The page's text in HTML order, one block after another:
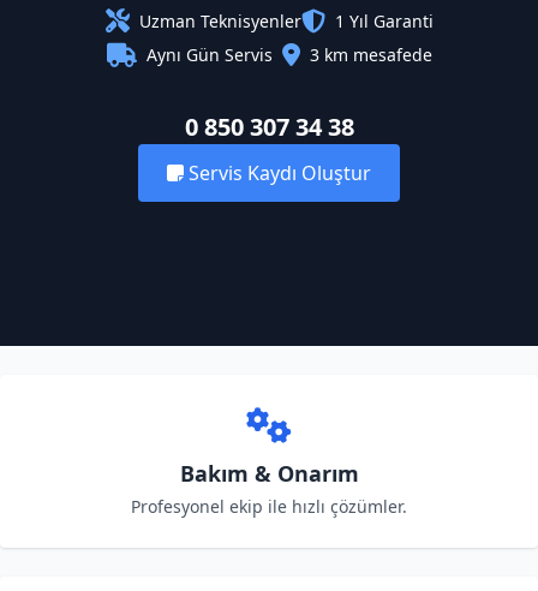
Uzman Teknisyenler
1 Yıl Garanti
Aynı Gün Servis
3 km mesafede
0 850 307 34 38
Servis Kaydı Oluştur
Bakım & Onarım
Profesyonel ekip ile hızlı çözümler.